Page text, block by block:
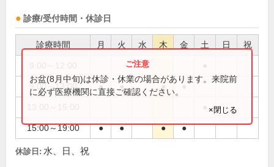
診療/受付時間・休診日
診療時間 月 火 水 木 金 土 日 祝
9:00～13:00 ● ● ● ●
15:00～19:00 ● ● ● ●
お盆(8月中旬)は休診・休業の場合があります。来院前
に必ず医療機関に直接ご確認ください。
×閉じる
休診日: 水、日、祝